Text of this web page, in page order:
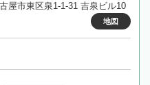
屋市東区泉1-1-31 吉泉ビル10
地図